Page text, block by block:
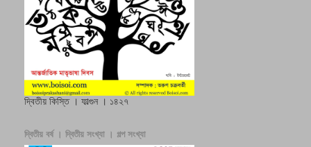
দ্বিতীয় কিস্তি । ফাল্গুন । ১৪২৭
দ্বিতীয় বর্ষ । দ্বিতীয় সংখ্যা । গল্প সংখ্যা